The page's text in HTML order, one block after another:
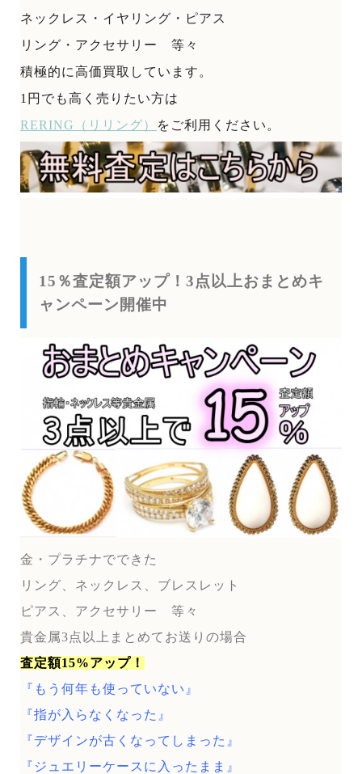
ネックレス・イヤリング・ピアス
リング・アクセサリー 等々
積極的に高価買取しています。
1円でも高く売りたい方は
RERING（リリング）
をご利用ください。
15％査定額アップ！3点以上おまとめキ
ャンペーン開催中
金・プラチナでできた
リング、ネックレス、ブレスレット
ピアス、アクセサリー 等々
貴金属3点以上まとめてお送りの場合
査定額15%アップ！
『もう何年も使っていない』
『指が入らなくなった』
『デザインが古くなってしまった』
『ジュエリーケースに入ったまま』